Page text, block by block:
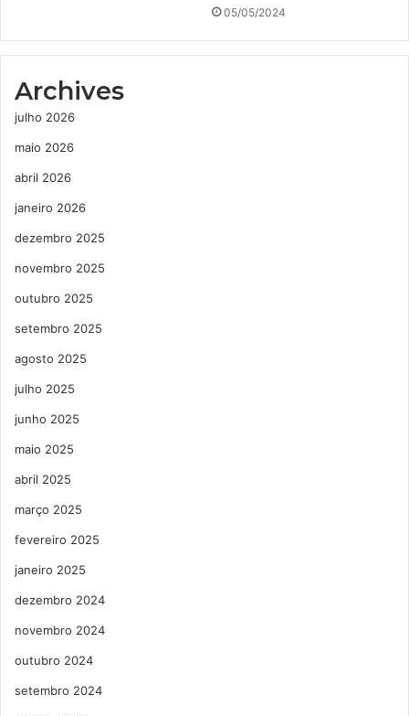
05/05/2024
Archives
julho 2026
maio 2026
abril 2026
janeiro 2026
dezembro 2025
novembro 2025
outubro 2025
setembro 2025
agosto 2025
julho 2025
junho 2025
maio 2025
abril 2025
março 2025
fevereiro 2025
janeiro 2025
dezembro 2024
novembro 2024
outubro 2024
setembro 2024